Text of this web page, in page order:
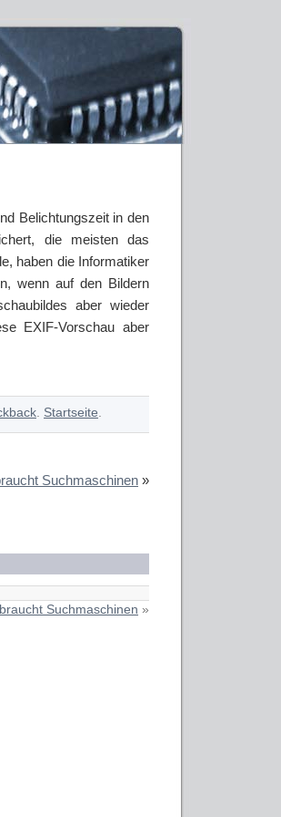
Belichtungszeit in den
die meisten das
haben die Informatiker
wenn auf den Bildern
aber wieder
EXIF-Vorschau aber
. Startseite.
Suchmaschinen »
Suchmaschinen »